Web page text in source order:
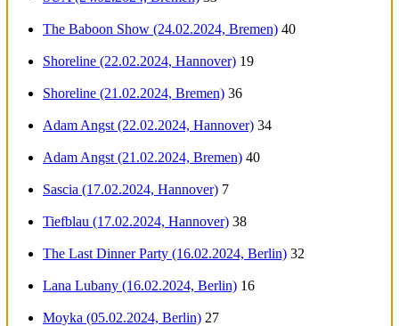
The Baboon Show (24.02.2024, Bremen) 40
Shoreline (22.02.2024, Hannover) 19
Shoreline (21.02.2024, Bremen) 36
Adam Angst (22.02.2024, Hannover) 34
Adam Angst (21.02.2024, Bremen) 40
Sascia (17.02.2024, Hannover) 7
Tiefblau (17.02.2024, Hannover) 38
The Last Dinner Party (16.02.2024, Berlin) 32
Lana Lubany (16.02.2024, Berlin) 16
Moyka (05.02.2024, Berlin) 27